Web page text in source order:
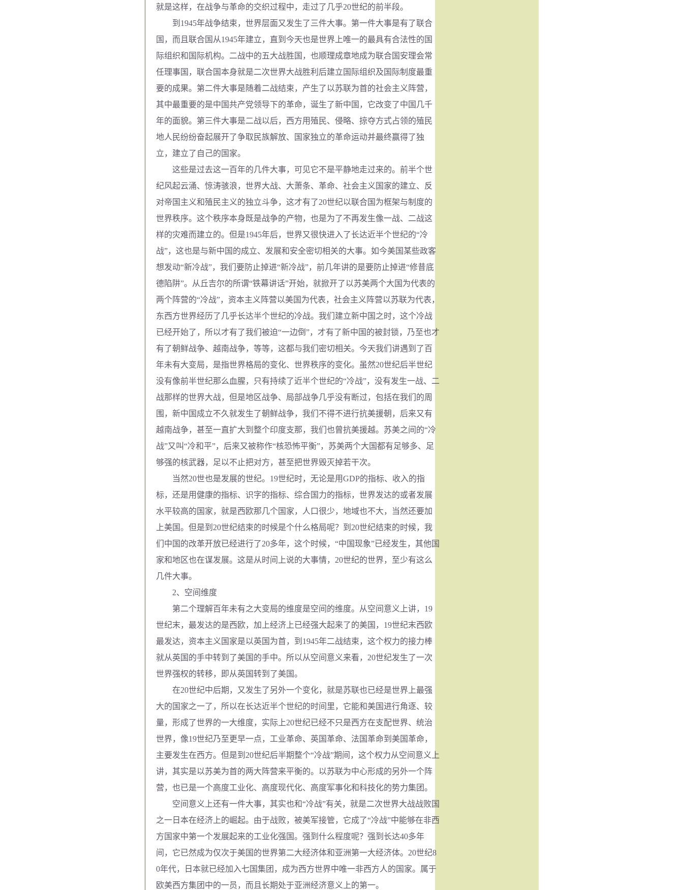
就是这样，在战争与革命的交织过程中，走过了几乎20世纪的前半段。
到1945年战争结束，世界层面又发生了三件大事。第一件大事是有了联合
国，而且联合国从1945年建立，直到今天也是世界上唯一的最具有合法性的国
际组织和国际机构。二战中的五大战胜国，也顺理成章地成为联合国安理会常
任理事国，联合国本身就是二次世界大战胜利后建立国际组织及国际制度最重
要的成果。第二件大事是随着二战结束，产生了以苏联为首的社会主义阵营，
其中最重要的是中国共产党领导下的革命，诞生了新中国，它改变了中国几千
年的面貌。第三件大事是二战以后，西方用殖民、侵略、掠夺方式占领的殖民
地人民纷纷奋起展开了争取民族解放、国家独立的革命运动并最终赢得了独
立，建立了自己的国家。
这些是过去这一百年的几件大事，可见它不是平静地走过来的。前半个世
纪风起云涌、惊涛骇浪，世界大战、大萧条、革命、社会主义国家的建立、反
对帝国主义和殖民主义的独立斗争，这才有了20世纪以联合国为框架与制度的
世界秩序。这个秩序本身既是战争的产物，也是为了不再发生像一战、二战这
样的灾难而建立的。但是1945年后，世界又很快进入了长达近半个世纪的“冷
战”，这也是与新中国的成立、发展和安全密切相关的大事。如今美国某些政客
想发动“新冷战”，我们要防止掉进“新冷战”，前几年讲的是要防止掉进“修昔底
德陷阱”。从丘吉尔的所谓“铁幕讲话”开始，就掀开了以苏美两个大国为代表的
两个阵营的“冷战”，资本主义阵营以美国为代表，社会主义阵营以苏联为代表，
东西方世界经历了几乎长达半个世纪的冷战。我们建立新中国之时，这个冷战
已经开始了，所以才有了我们被迫“一边倒”，才有了新中国的被封锁，乃至也才
有了朝鲜战争、越南战争，等等，这都与我们密切相关。今天我们讲遇到了百
年未有大变局，是指世界格局的变化、世界秩序的变化。虽然20世纪后半世纪
没有像前半世纪那么血腥，只有持续了近半个世纪的“冷战”，没有发生一战、二
战那样的世界大战，但是地区战争、局部战争几乎没有断过，包括在我们的周
围，新中国成立不久就发生了朝鲜战争，我们不得不进行抗美援朝，后来又有
越南战争，甚至一直扩大到整个印度支那，我们也曾抗美援越。苏美之间的“冷
战”又叫“冷和平”，后来又被称作“核恐怖平衡”，苏美两个大国都有足够多、足
够强的核武器，足以不止把对方，甚至把世界毁灭掉若干次。
当然20世也是发展的世纪。19世纪时，无论是用GDP的指标、收入的指
标，还是用健康的指标、识字的指标、综合国力的指标，世界发达的或者发展
水平较高的国家，就是西欧那几个国家，人口很少，地域也不大，当然还要加
上美国。但是到20世纪结束的时候是个什么格局呢？到20世纪结束的时候，我
们中国的改革开放已经进行了20多年，这个时候，“中国现象”已经发生，其他国
家和地区也在谋发展。这是从时间上说的大事情，20世纪的世界，至少有这么
几件大事。
2、空间维度
第二个理解百年未有之大变局的维度是空间的维度。从空间意义上讲，19
世纪末，最发达的是西欧，加上经济上已经强大起来了的美国，19世纪末西欧
最发达，资本主义国家是以英国为首，到1945年二战结束，这个权力的接力棒
就从英国的手中转到了美国的手中。所以从空间意义来看，20世纪发生了一次
世界强权的转移，即从英国转到了美国。
在20世纪中后期，又发生了另外一个变化，就是苏联也已经是世界上最强
大的国家之一了，所以在长达近半个世纪的时间里，它能和美国进行角逐、较
量，形成了世界的一大维度，实际上20世纪已经不只是西方在支配世界、统治
世界，像19世纪乃至更早一点，工业革命、英国革命、法国革命到美国革命，
主要发生在西方。但是到20世纪后半期整个“冷战”期间，这个权力从空间意义上
讲，其实是以苏美为首的两大阵营来平衡的。以苏联为中心形成的另外一个阵
营，也已是一个高度工业化、高度现代化、高度军事化和科技化的势力集团。
空间意义上还有一件大事，其实也和“冷战”有关，就是二次世界大战战败国
之一日本在经济上的崛起。由于战败，被美军接管，它成了“冷战”中能够在非西
方国家中第一个发展起来的工业化强国。强到什么程度呢？强到长达40多年
间，它已然成为仅次于美国的世界第二大经济体和亚洲第一大经济体。20世纪8
0年代，日本就已经加入七国集团，成为西方世界中唯一非西方人的国家。属于
欧美西方集团中的一员，而且长期处于亚洲经济意义上的第一。